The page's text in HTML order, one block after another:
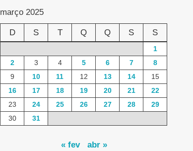
março 2025
D S T Q Q S S
1
2
3 4 5 6 7
8
9
10 11 12 13 14
15
16
17 18 19 20 21
22
23
24 25 26 27 28
29
30
31
« fev abr »